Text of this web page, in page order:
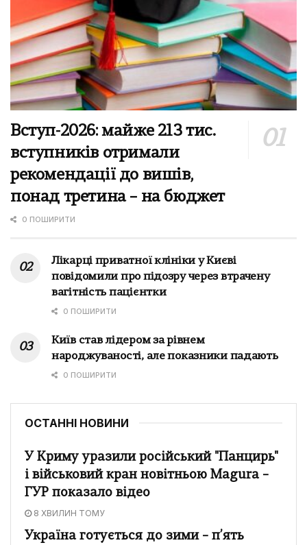
Вступ-2026: майже 213 тис.
вступників отримали
рекомендації до вишів,
понад третина – на бюджет
0 ПОШИРИТИ
Лікарці приватної клініки у Києві
повідомили про підозру через втрачену
вагітність пацієнтки
0 ПОШИРИТИ
Київ став лідером за рівнем
народжуваності, але показники падають
0 ПОШИРИТИ
ОСТАННІ НОВИНИ
У Криму уразили російський "Панцирь"
і військовий кран новітньою Magura –
ГУР показало відео
8 ХВИЛИН ТОМУ
Україна готується до зими – п’ять